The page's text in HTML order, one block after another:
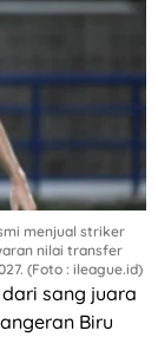
menjual striker
nilai transfer
(Foto : ileague.id)
sang juara
Biru